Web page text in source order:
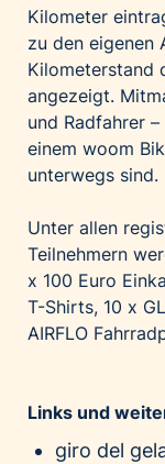
Kilometer
zu den eigenen
Kilometerstand
angezeigt.
und Radfahrer
einem woom
unterwegs sind.
Unter allen
Teilnehmern
x 100 Euro
T-Shirts, 10 x
AIRFLO
Links und
giro del